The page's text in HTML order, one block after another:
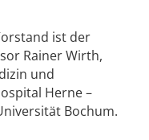
ist der
Rainer Wirth,
und
Herne –
Bochum.